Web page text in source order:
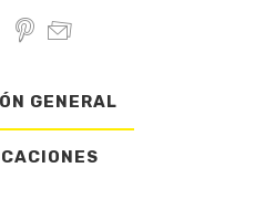
GENERAL